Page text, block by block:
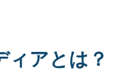
アとは？